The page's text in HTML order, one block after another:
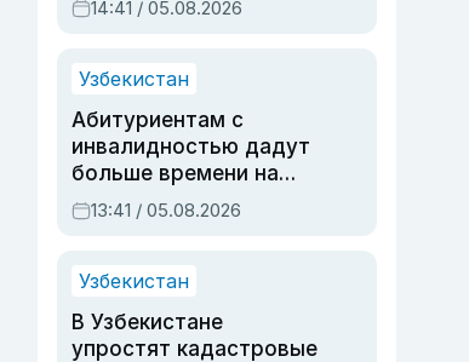
14:41 / 05.08.2026
Узбекистан
Абитуриентам с
инвалидностью дадут
больше времени на
вступительных
экзаменах
13:41 / 05.08.2026
Узбекистан
В Узбекистане
упростят кадастровые